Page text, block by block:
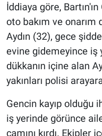
İddiaya göre,
oto bakım ve onarım
Aydın (32), gece
evine gidemeyince iş
dükkanın içine alan
yakınları polisi
Gencin kayıp olduğu
iş yerinde görünce
camını kırdı.